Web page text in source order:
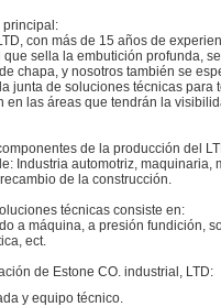
del CNC que se harán, no
favor sus dibujos/muestras
principal:
con más de 15 años de
sella la embutición profunda,
chapa, y nosotros también se
junta de soluciones técnicas para
en las áreas que tendrán la
de la producción del
Industria automotriz, maquinaria,
de la construcción.
técnicas consiste en:
a máquina, a presión fundición,
ect.
de Estone CO. industrial, LTD:
y equipo técnico.